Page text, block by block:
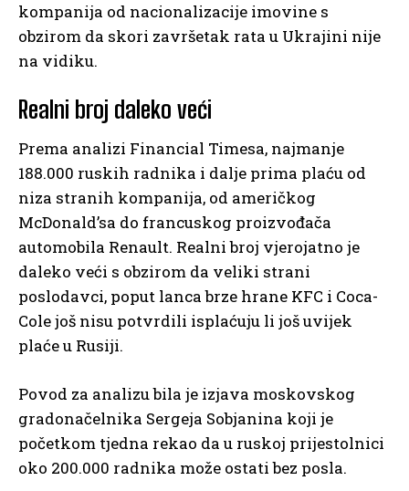
kompanija od nacionalizacije imovine s
obzirom da skori završetak rata u Ukrajini nije
na vidiku.
Realni broj daleko veći
Prema analizi Financial Timesa, najmanje
188.000 ruskih radnika i dalje prima plaću od
niza stranih kompanija, od američkog
McDonald’sa do francuskog proizvođača
automobila Renault. Realni broj vjerojatno je
daleko veći s obzirom da veliki strani
poslodavci, poput lanca brze hrane KFC i Coca-
Cole još nisu potvrdili isplaćuju li još uvijek
plaće u Rusiji.
Povod za analizu bila je izjava moskovskog
gradonačelnika Sergeja Sobjanina koji je
početkom tjedna rekao da u ruskoj prijestolnici
oko 200.000 radnika može ostati bez posla.